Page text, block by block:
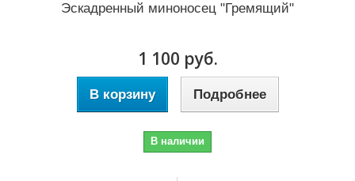
Эскадренный миноносец "Гремящий"
1 100 руб.
В корзину Подробнее
В наличии